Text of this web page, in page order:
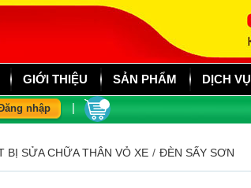
GIỚI THIỆU SẢN PHẨM DỊCH VỤ
nhập
BỊ SỬA CHỮA THÂN VỎ XE / ĐÈN SẤY SƠN